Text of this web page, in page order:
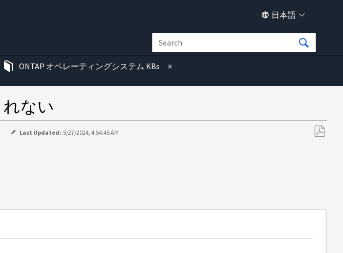
日本語
ONTAP オペレーティングシステム KBs
ない
Last Updated: 5/27/2024, 4:54:45 AM